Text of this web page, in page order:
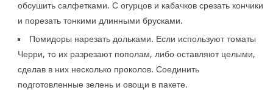
обсушить салфетками. С огурцов и кабачков срезать кончики
и порезать тонкими длинными брусками.
Помидоры нарезать дольками. Если используют томаты
Черри, то их разрезают пополам, либо оставляют целыми,
сделав в них несколько проколов. Соединить
подготовленные зелень и овощи в пакете.